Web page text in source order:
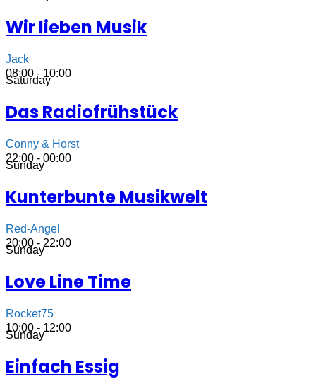
Wir lieben Musik
Jack
08:00 - 10:00
Saturday
Das Radiofrühstück
Conny & Horst
22:00 - 00:00
Sunday
Kunterbunte Musikwelt
Red-Angel
20:00 - 22:00
Sunday
Love Line Time
Rocket75
10:00 - 12:00
Sunday
Einfach Essig